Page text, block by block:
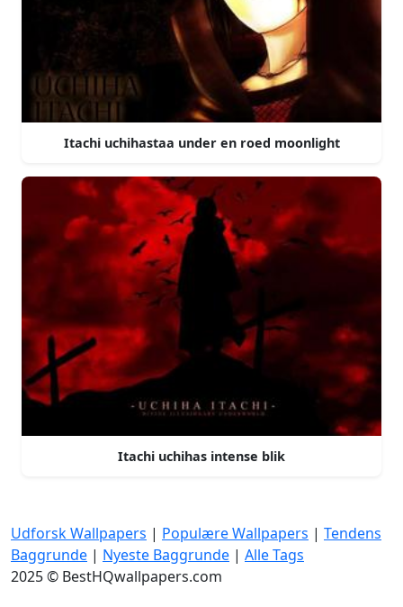
Itachi uchihastaa under en roed moonlight
Itachi uchihas intense blik
Udforsk Wallpapers | Populære Wallpapers | Tendens
Baggrunde | Nyeste Baggrunde | Alle Tags
2025 © BestHQwallpapers.com